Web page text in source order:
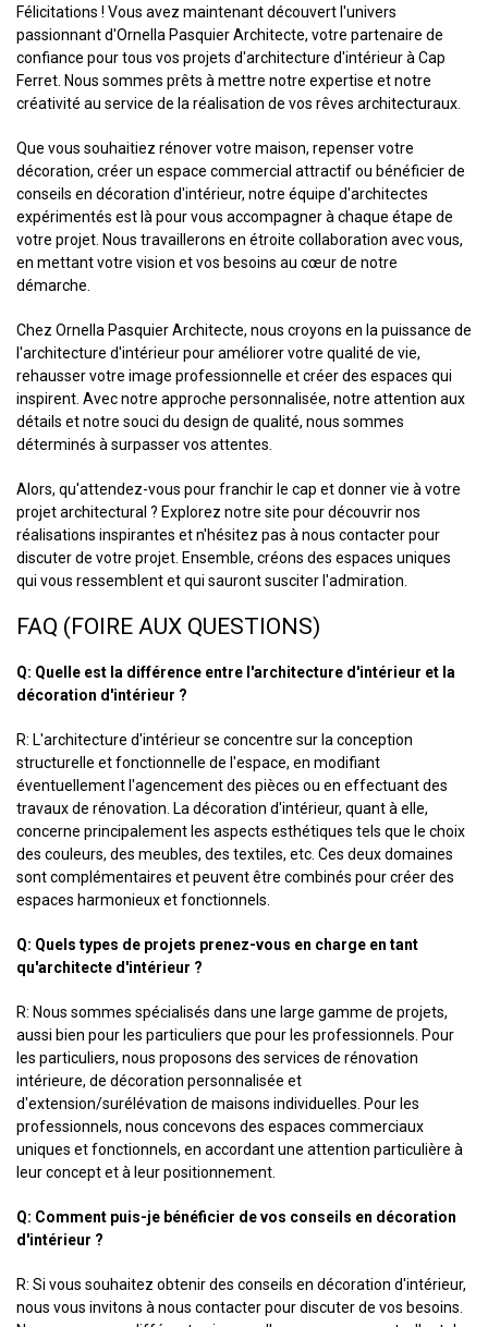
Félicitations ! Vous avez maintenant découvert l'univers
passionnant d'Ornella Pasquier Architecte, votre partenaire de
confiance pour tous vos projets d'architecture d'intérieur à Cap
Ferret. Nous sommes prêts à mettre notre expertise et notre
créativité au service de la réalisation de vos rêves architecturaux.
Que vous souhaitiez rénover votre maison, repenser votre
décoration, créer un espace commercial attractif ou bénéficier de
conseils en décoration d'intérieur, notre équipe d'architectes
expérimentés est là pour vous accompagner à chaque étape de
votre projet. Nous travaillerons en étroite collaboration avec vous,
en mettant votre vision et vos besoins au cœur de notre
démarche.
Chez Ornella Pasquier Architecte, nous croyons en la puissance de
l'architecture d'intérieur pour améliorer votre qualité de vie,
rehausser votre image professionnelle et créer des espaces qui
inspirent. Avec notre approche personnalisée, notre attention aux
détails et notre souci du design de qualité, nous sommes
déterminés à surpasser vos attentes.
Alors, qu'attendez-vous pour franchir le cap et donner vie à votre
projet architectural ? Explorez notre site pour découvrir nos
réalisations inspirantes et n'hésitez pas à nous contacter pour
discuter de votre projet. Ensemble, créons des espaces uniques
qui vous ressemblent et qui sauront susciter l'admiration.
FAQ (FOIRE AUX QUESTIONS)
Q: Quelle est la différence entre l'architecture d'intérieur et la
décoration d'intérieur ?
R: L'architecture d'intérieur se concentre sur la conception
structurelle et fonctionnelle de l'espace, en modifiant
éventuellement l'agencement des pièces ou en effectuant des
travaux de rénovation. La décoration d'intérieur, quant à elle,
concerne principalement les aspects esthétiques tels que le choix
des couleurs, des meubles, des textiles, etc. Ces deux domaines
sont complémentaires et peuvent être combinés pour créer des
espaces harmonieux et fonctionnels.
Q: Quels types de projets prenez-vous en charge en tant
qu'architecte d'intérieur ?
R: Nous sommes spécialisés dans une large gamme de projets,
aussi bien pour les particuliers que pour les professionnels. Pour
les particuliers, nous proposons des services de rénovation
intérieure, de décoration personnalisée et
d'extension/surélévation de maisons individuelles. Pour les
professionnels, nous concevons des espaces commerciaux
uniques et fonctionnels, en accordant une attention particulière à
leur concept et à leur positionnement.
Q: Comment puis-je bénéficier de vos conseils en décoration
d'intérieur ?
R: Si vous souhaitez obtenir des conseils en décoration d'intérieur,
nous vous invitons à nous contacter pour discuter de vos besoins.